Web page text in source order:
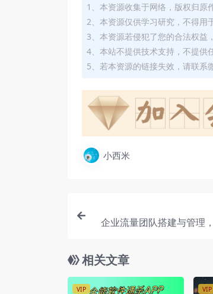
1、本资源收集于网络，版权归原
2、本资源仅供学习研究，不得用
3、本资源若侵犯了您的合法权益
4、本站不提供技术支持，不提供
5、若本资源的链接失效，请联系
小西米
企业流量团队搭建与管理
相关文章
VIP VIP